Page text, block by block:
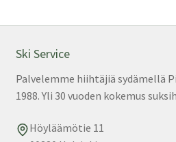
Ski Service
Palvelemme hiihtäjiä sydämellä
1988. Yli 30 vuoden kokemus
Höyläämötie 11